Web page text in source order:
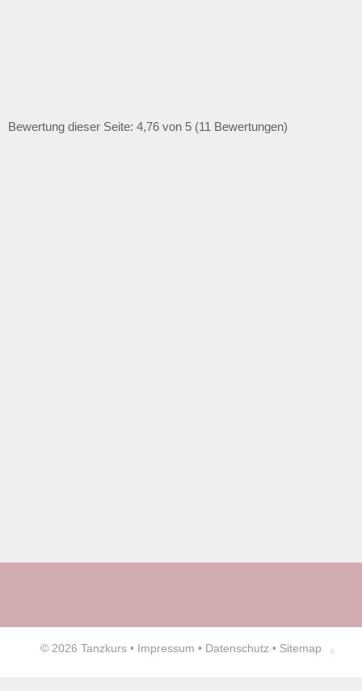
Bewertung dieser Seite: 4,76 von 5 (11 Bewertungen)
© 2026 Tanzkurs • Impressum • Datenschutz • Sitemap